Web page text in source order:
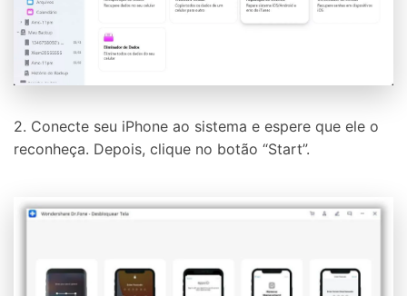
2. Conecte seu iPhone ao sistema e espere que ele o
reconheça. Depois, clique no botão “Start”.